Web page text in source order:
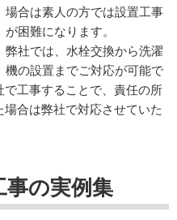
場合は素人の方では設置工事
が困難になります。
弊社では、水栓交換から洗濯
機の設置までご対応が可能で
工事することで、責任の所
合は弊社で対応させていた
事の実例集